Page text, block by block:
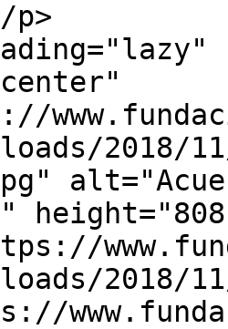
p>
2018/
2018/